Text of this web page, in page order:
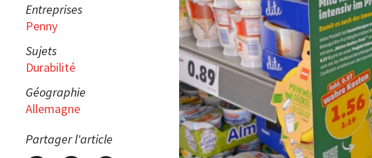
Entreprises
Penny
Sujets
Durabilité
Géographie
Allemagne
Partager l'article